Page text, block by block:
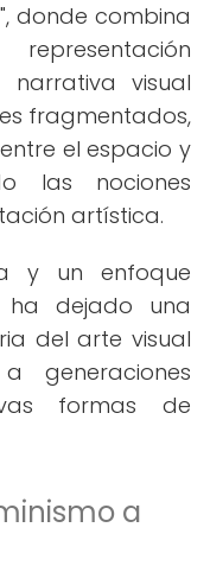
donde combina
visual
fragmentados,
el espacio y
las nociones
artística.
y un enfoque
ha dejado una
del arte visual
generaciones
formas de
a